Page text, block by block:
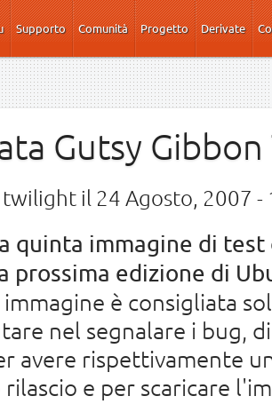
Supporto Comunità Progetto Derivate
Gutsy
twilight il 24 Agosto, 2007 -
quinta immagine di test
prossima edizione di
è consigliata
nel segnalare i bug,
avere rispettivamente
e per scaricare